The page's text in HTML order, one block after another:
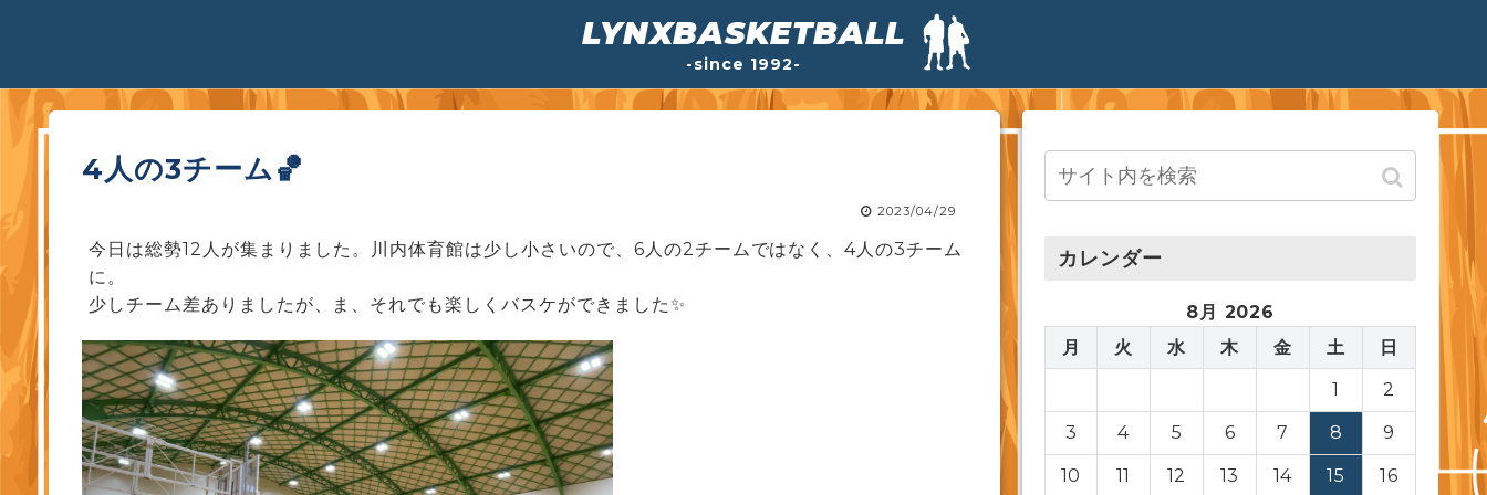
LYNXBASKETBALL
-since 1992-
4人の3チーム🏀
2023/04/29
今日は総勢12人が集まりました。川内体育館は少し小さいので、6人の2チームではなく、4人の3チーム
に。
少しチーム差ありましたが、ま、それでも楽しくバスケができました✨
カレンダー
8月 2026
月
火 水 木 金 土
日
1
2
3 4 5 6 7 8 9
10 11 12 13 14 15 16